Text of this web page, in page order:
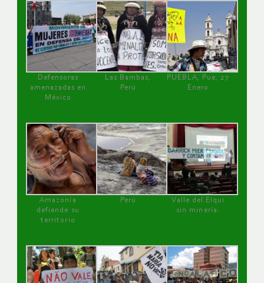
Defensoras
amenazadas en
México
Las Bambas,
Perú
PUEBLA, Pue, 27
Enero
Amazonía
defiende su
territorio
Perú
Valle del Elqui
sin minería.